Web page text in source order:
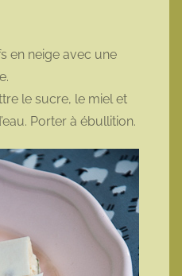
en neige avec une
le sucre, le miel et
Porter à ébullition.